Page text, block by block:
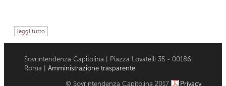
leggi tutto
Sovrintendenza Capitolina | Piazza Lovatelli 35 - 00186
Roma | Amministrazione trasparente
© Sovrintendenza Capitolina 2017 Privacy